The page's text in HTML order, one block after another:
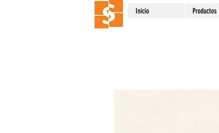
Inicio Productos